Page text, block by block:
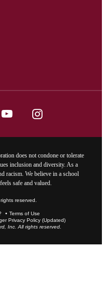
does not condone or tolerate
inclusion and diversity. As a
racism. We believe in a school
safe and valued.
Terms of Use
Privacy Policy (Updated)
Inc. All rights reserved.